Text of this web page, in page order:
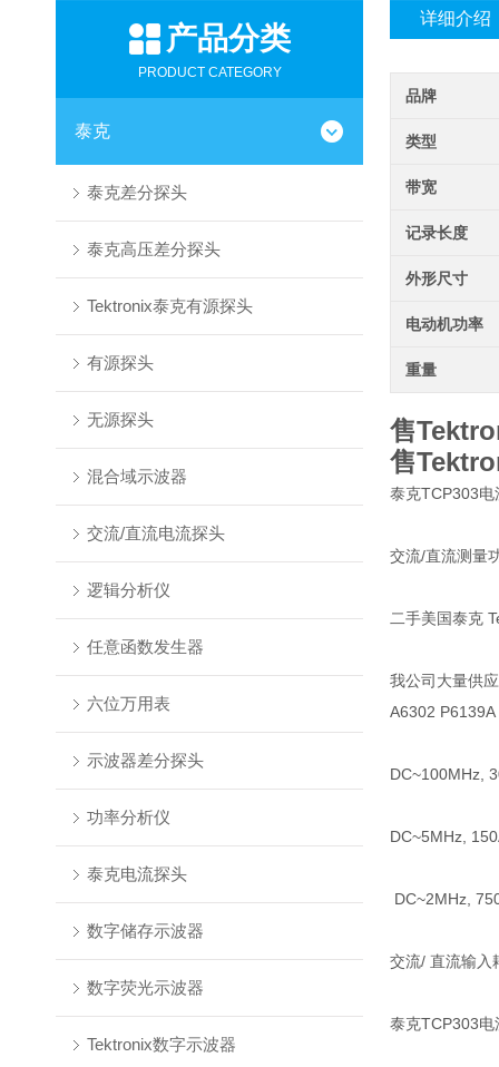
产品分类
PRODUCT CATEGORY
泰克
泰克差分探头
泰克高压差分探头
Tektronix泰克有源探头
有源探头
无源探头
混合域示波器
交流/直流电流探头
逻辑分析仪
任意函数发生器
六位万用表
示波器差分探头
功率分析仪
泰克电流探头
数字储存示波器
数字荧光示波器
Tektronix数字示波器
详细介绍
品牌
类型
带宽
记录长度
外形尺寸
电动机功率
重量
售
售
泰克TCP303
交流/直流测量
二手美国泰克
我公司大量供
A6302
DC~100MHz,
DC~5MHz,
DC~2MHz,
交流/ 直流输入
泰克TCP303